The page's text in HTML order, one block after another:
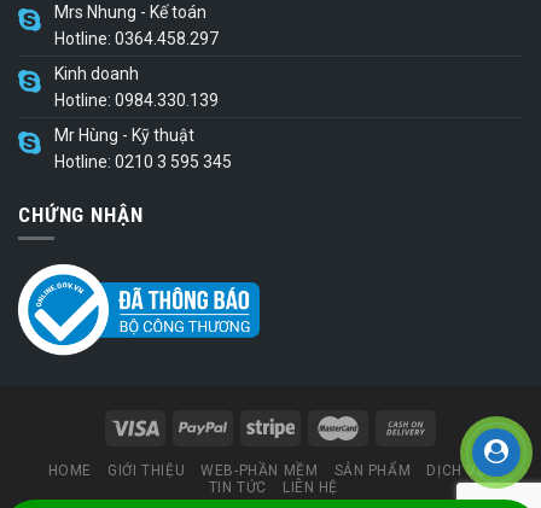
Mrs Nhung - Kế toán
Hotline: 0364.458.297
Kinh doanh
Hotline: 0984.330.139
Mr Hùng - Kỹ thuật
Hotline: 0210 3 595 345
CHỨNG NHẬN
HOME GIỚI THIỆU WEB-PHẦN MỀM SẢN PHẨM
DỊCH VỤ
TIN TỨC
LIÊN HỆ